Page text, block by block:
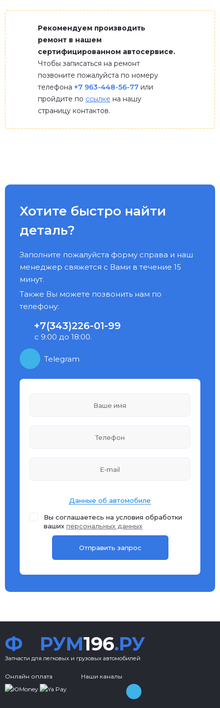
Рекомендуем производить
ремонт в нашем
сертифицированном автосервисе.
Чтобы записаться на ремонт
позвоните пожалуйста по номеру
телефона +7 963-448-56-77 или
пройдите по ссылке на нашу
страницу контактов.
Хотите быстро найти
деталь?
Заполните пожалуйста форму справа и наш
менеджер свяжется с Вами в течение 15
минут.
Также Вы можете позвонить нам по
телефону:
+7(343)226-01-99
с 9:00 до 18:00.
Telegram
Данные об автомобиле
Вы соглашаетесь на условия обработки
ваших персональных данных
Ф РУМ196.РУ
Запчасти для легковых и грузовых автомобилей
Онлайн оплата Наши каналы